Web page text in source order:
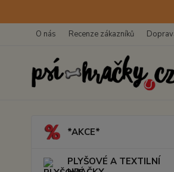
O nás Recenze zákazníků
*AKCE*
PLYŠOVÉ A TEXTILNÍ